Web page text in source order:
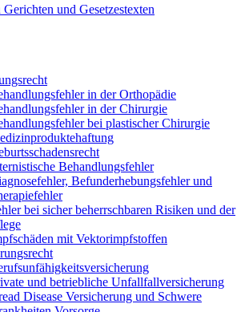
und Gesetzestexten
in der Orthopädie
in der Chirurgie
bei plastischer Chirurgie
Behandlungsfehler
Befunderhebungsfehler und
bei sicher beherrschbaren Risiken und der
mit Vektorimpfstoffen
und betriebliche Unfallfallversicherung
Disease Versicherung und Schwere